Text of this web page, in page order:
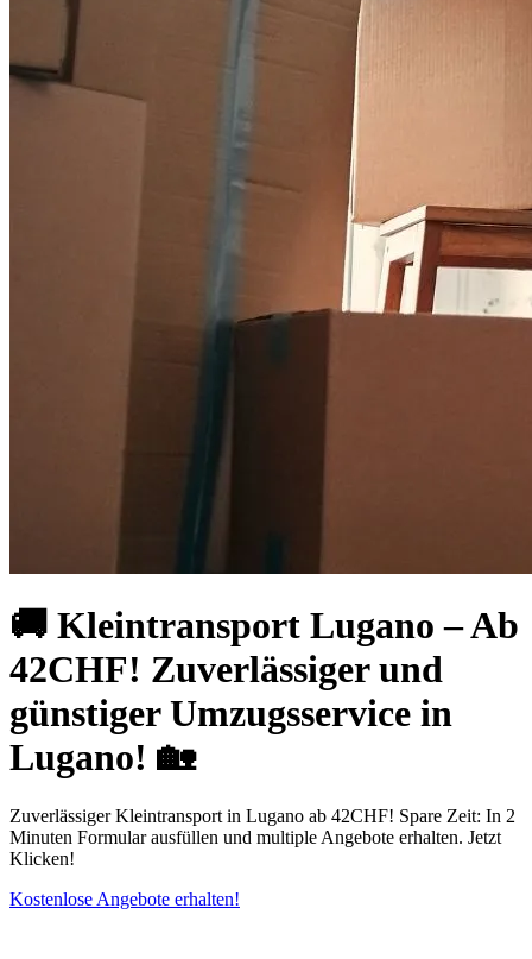
🚚 Kleintransport Lugano ⁠– Ab
42CHF! Zuverlässiger und
günstiger Umzugsservice in
Lugano! 🏡
Zuverlässiger Kleintransport in Lugano ab 42CHF! Spare Zeit: In 2
Minuten Formular ausfüllen und multiple Angebote erhalten. Jetzt
Klicken!
Kostenlose Angebote erhalten!